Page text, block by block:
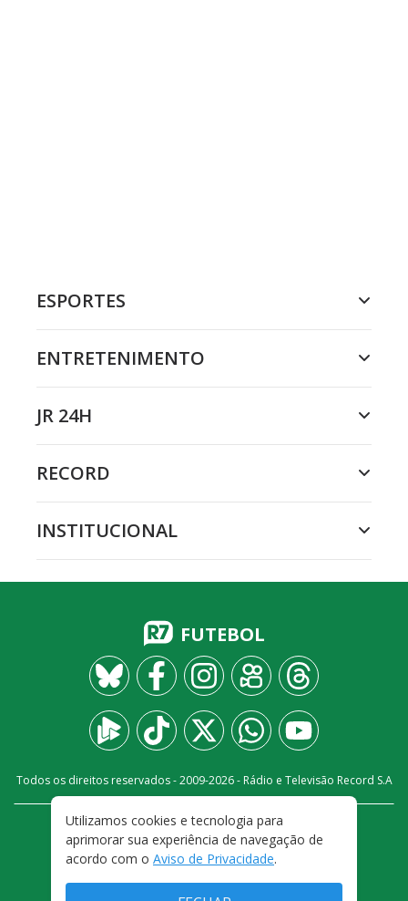
ESPORTES
ENTRETENIMENTO
JR 24H
RECORD
INSTITUCIONAL
FUTEBOL
Todos os direitos reservados - 2009-2026- Rádio e Televisão Record S.A
FALE CONOSCO
PRIVACIDADE
TERMOS E CONDIÇÕES DE USO
Utilizamos cookies e tecnologia para
aprimorar sua experiência de navegação de
acordo com o Aviso de Privacidade.